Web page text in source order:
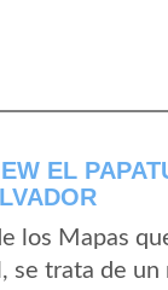
EL
los Mapas
se trata de